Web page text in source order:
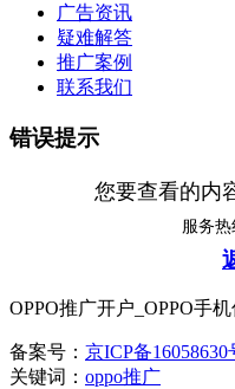
广告资讯
疑难解答
推广案例
联系我们
错误提示
您要查看的内
服务热
OPPO推广开户_OPPO手
备案号： 京ICP备16058630
关键词： oppo推广